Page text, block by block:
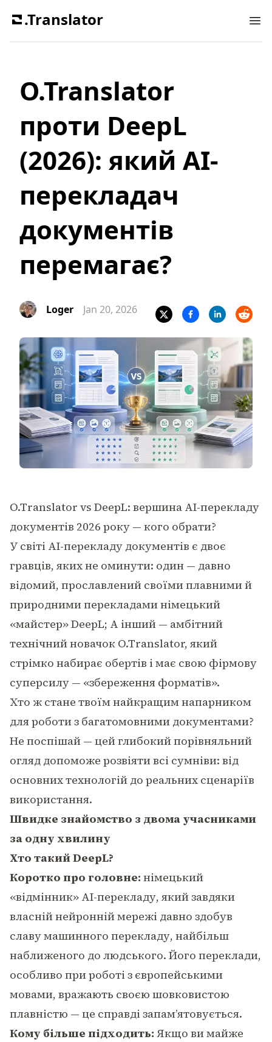
.Translator
O.Translator
проти DeepL
(2026): який AI-
перекладач
документів
перемагає?
Loger Jan 20, 2026
O.Translator vs DeepL: вершина AI-перекладу
документів 2026 року — кого обрати?
У світі AI-перекладу документів є двоє
гравців, яких не оминути: один — давно
відомий, прославлений своїми плавними й
природними перекладами німецький
«майстер» DeepL; А інший — амбітний
технічний новачок O.Translator, який
стрімко набирає обертів і має свою фірмову
суперсилу — «збереження форматів».
Хто ж стане твоїм найкращим напарником
для роботи з багатомовними документами?
Не поспішай — цей глибокий порівняльний
огляд допоможе розвіяти всі сумніви: від
основних технологій до реальних сценаріїв
використання.
Швидке знайомство з двома учасниками
за одну хвилину
Хто такий DeepL?
Коротко про головне: німецький
«відмінник» AI-перекладу, який завдяки
власній нейронній мережі давно здобув
славу машинного перекладу, найбільш
наближеного до людського. Його переклади,
особливо при роботі з європейськими
мовами, вражають своєю шовковистою
плавністю — це справді запам’ятовується.
Кому більше підходить: Якщо ви майже